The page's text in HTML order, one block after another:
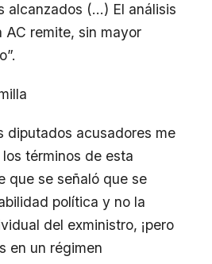
alcanzados (…) El análisis
AC remite, sin mayor
diputados acusadores me
términos de esta
que se señaló que se
política y no la
del exministro, ¡pero
en un régimen